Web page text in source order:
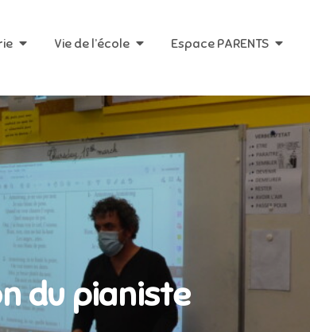
Vie de l’école Espace PARENTS
du pianiste